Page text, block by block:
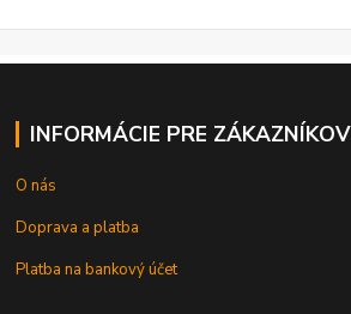
INFORMÁCIE PRE ZÁKAZNÍKOV
O nás
Doprava a platba
Platba na bankový účet